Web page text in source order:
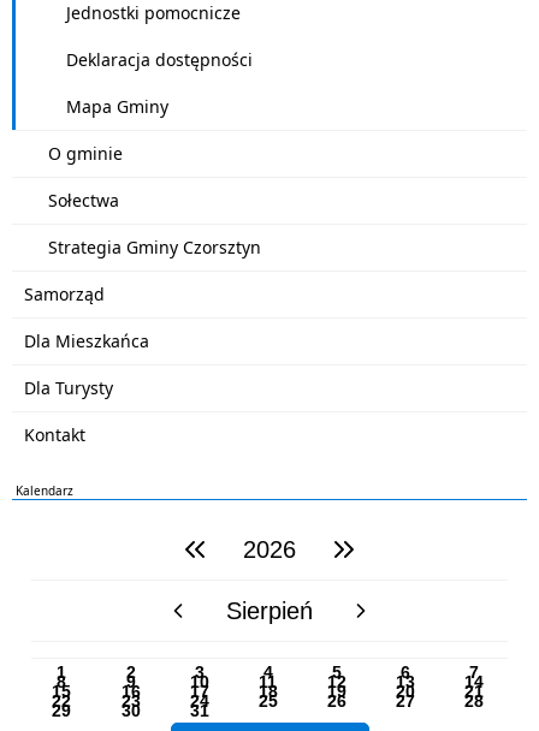
Jednostki pomocnicze
Deklaracja dostępności
Mapa Gminy
O gminie
Sołectwa
Strategia Gminy Czorsztyn
Samorząd
Dla Mieszkańca
Dla Turysty
Kontakt
Kalendarz
poprzedni rok2026 następny rok
poprzedni miesiącSierpień następny miesiąc
1 2 3 4 5 6 7
8 9 10 11 12 13 14
15 16 17 18 19 20 21
22 23 24 25 26 27 28
29 30 31